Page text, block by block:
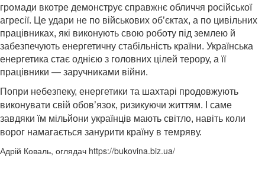
громади вкотре демонструє справжнє обличчя російської
агресії. Це удари не по військових об’єктах, а по цивільних
працівниках, які виконують свою роботу під землею й
забезпечують енергетичну стабільність країни. Українська
енергетика стає однією з головних цілей терору, а її
працівники — заручниками війни.
Попри небезпеку, енергетики та шахтарі продовжують
виконувати свій обов’язок, ризикуючи життям. І саме
завдяки їм мільйони українців мають світло, навіть коли
ворог намагається занурити країну в темряву.
Адрій Коваль, оглядач https://bukovina.biz.ua/